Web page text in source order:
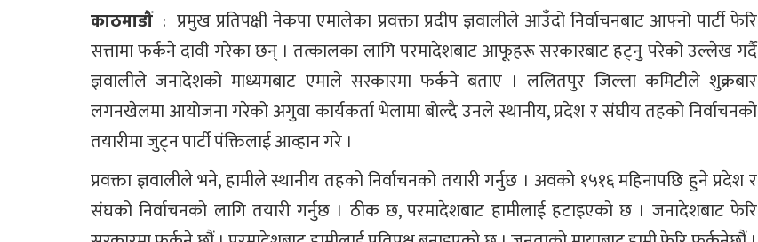
काठमाडौं: प्रमुख प्रतिपक्षी नेकपा एमालेका प्रवक्ता प्रदीप ज्ञवालीले आउँदो निर्वाचनबाट आफ्नो पार्टी फेरि
सत्तामा फर्कने दावी गरेका छन् । तत्कालका लागि परमादेशबाट आफूहरू सरकारबाट हट्नु परेको उल्लेख गर्दै
ज्ञवालीले जनादेशको माध्यमबाट एमाले सरकारमा फर्कने बताए । ललितपुर जिल्ला कमिटीले शुक्रबार
लगनखेलमा आयोजना गरेको अगुवा कार्यकर्ता भेलामा बोल्दै उनले स्थानीय, प्रदेश र संघीय तहको निर्वाचनको
तयारीमा जुट्न पार्टी पंक्तिलाई आव्हान गरे ।
प्रवक्ता ज्ञवालीले भने, हामीले स्थानीय तहको निर्वाचनको तयारी गर्नुछ । अवको १५१६ महिनापछि हुने प्रदेश र
संघको निर्वाचनको लागि तयारी गर्नुछ । ठीक छ, परमादेशबाट हामीलाई हटाइएको छ । जनादेशबाट फेरि